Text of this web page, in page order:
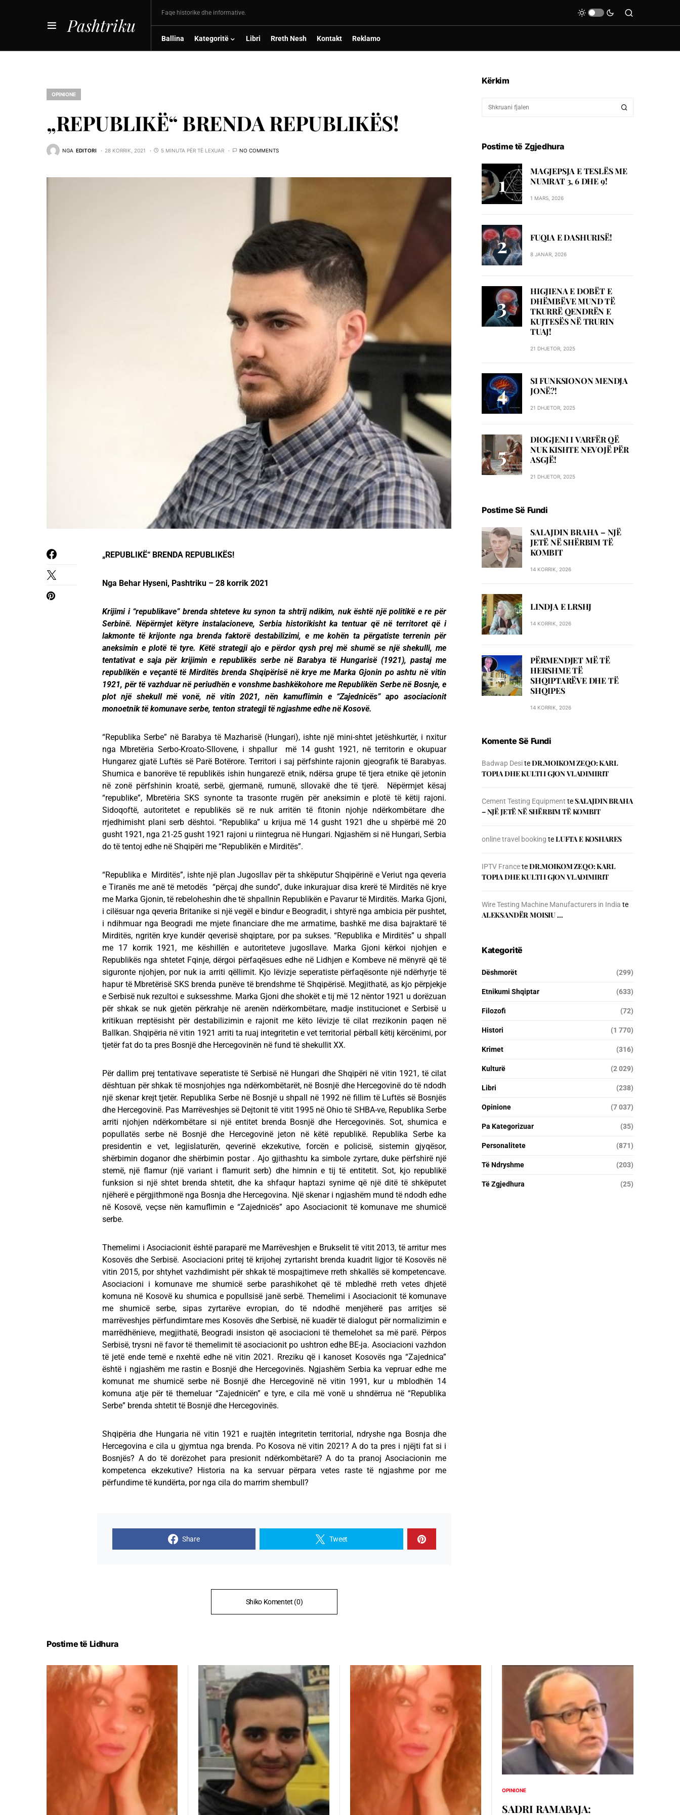
Pashtriku
Faqe historike dhe informative.
Ballina Kategoritë Libri Rreth Nesh Kontakt Reklamo
OPINIONE
„REPUBLIKË“ BRENDA REPUBLIKËS!
NGA EDITORI 28 KORRIK, 2021 5 MINUTA PËR TË LEXUAR NO COMMENTS
„REPUBLIKË“ BRENDA REPUBLIKËS!
Nga Behar Hyseni, Pashtriku – 28 korrik 2021
Krijimi i “republikave” brenda shteteve ku synon ta shtrij ndikim, nuk është një politikë e re për
Serbinë. Nëpërmjet këtyre instalacioneve, Serbia historikisht ka tentuar që në territoret që i
lakmonte të krijonte nga brenda faktorë destabilizimi, e me kohën ta përgatiste terrenin për
aneksimin e plotë të tyre. Këtë strategji ajo e përdor qysh prej më shumë se një shekulli, me
tentativat e saja për krijimin e republikës serbe në Barabya të Hungarisë (1921), pastaj me
republikën e veçantë të Mirditës brenda Shqipërisë në krye me Marka Gjonin po ashtu në vitin
1921, për të vazhduar në periudhën e vonshme bashkëkohore me Republikën Serbe në Bosnje, e
plot një shekull më vonë, në vitin 2021, nën kamuflimin e “Zajednicës” apo asociacionit
monoetnik të komunave serbe, tenton strategji të ngjashme edhe në Kosovë.
“Republika Serbe” në Barabya të Mazharisë (Hungari), ishte një mini-shtet jetëshkurtër, i nxitur
nga Mbretëria Serbo-Kroato-Sllovene, i shpallur më 14 gusht 1921, në territorin e okupuar
Hungarez gjatë Luftës së Parë Botërore. Territori i saj përfshinte rajonin gjeografik të Barabyas.
Shumica e banorëve të republikës ishin hungarezë etnik, ndërsa grupe të tjera etnike që jetonin
në zonë përfshinin kroatë, serbë, gjermanë, rumunë, sllovakë dhe të tjerë. Nëpërmjet kësaj
“republike”, Mbretëria SKS synonte ta trasonte rrugën për aneksimin e plotë të këtij rajoni.
Sidoqoftë, autoritetet e republikës së re nuk arritën të fitonin njohje ndërkombëtare dhe
rrjedhimisht plani serb dështoi. “Republika” u krijua më 14 gusht 1921 dhe u shpërbë më 20
gusht 1921, nga 21-25 gusht 1921 rajoni u riintegrua në Hungari. Ngjashëm si në Hungari, Serbia
do të tentoj edhe në Shqipëri me “Republikën e Mirditës”.
“Republika e Mirditës”, ishte një plan Jugosllav për ta shkëputur Shqipërinë e Veriut nga qeveria
e Tiranës me anë të metodës “përçaj dhe sundo”, duke inkurajuar disa krerë të Mirditës në krye
me Marka Gjonin, të rebeloheshin dhe të shpallnin Republikën e Pavarur të Mirditës. Marka Gjoni,
i cilësuar nga qeveria Britanike si një vegël e bindur e Beogradit, i shtyrë nga ambicia për pushtet,
i ndihmuar nga Beogradi me mjete financiare dhe me armatime, bashkë me disa bajraktarë të
Mirditës, ngritën krye kundër qeverisë shqiptare, por pa sukses. “Republika e Mirditës” u shpall
me 17 korrik 1921, me këshillën e autoriteteve jugosllave. Marka Gjoni kërkoi njohjen e
Republikës nga shtetet Fqinje, dërgoi përfaqësues edhe në Lidhjen e Kombeve në mënyrë që të
siguronte njohjen, por nuk ia arriti qëllimit. Kjo lëvizje seperatiste përfaqësonte një ndërhyrje të
hapur të Mbretërisë SKS brenda punëve të brendshme të Shqipërisë. Megjithatë, as kjo përpjekje
e Serbisë nuk rezultoi e suksesshme. Marka Gjoni dhe shokët e tij më 12 nëntor 1921 u dorëzuan
për shkak se nuk gjetën përkrahje në arenën ndërkombëtare, madje institucionet e Serbisë u
kritikuan rreptësisht për destabilizimin e rajonit me këto lëvizje të cilat rrezikonin paqen në
Ballkan. Shqipëria në vitin 1921 arriti ta ruaj integritetin e vet territorial përball këtij kërcënimi, por
tjetër fat do ta pres Bosnjë dhe Hercegovinën në fund të shekullit XX.
Për dallim prej tentativave seperatiste të Serbisë në Hungari dhe Shqipëri në vitin 1921, të cilat
dështuan për shkak të mosnjohjes nga ndërkombëtarët, në Bosnjë dhe Hercegovinë do të ndodh
një skenar krejt tjetër. Republika Serbe në Bosnjë u shpall në 1992 në fillim të Luftës së Bosnjës
dhe Hercegovinë. Pas Marrëveshjes së Dejtonit të vitit 1995 në Ohio të SHBA-ve, Republika Serbe
arriti njohjen ndërkombëtare si një entitet brenda Bosnjë dhe Hercegovinës. Sot, shumica e
popullatës serbe në Bosnjë dhe Hercegovinë jeton në këtë republikë. Republika Serbe ka
presidentin e vet, legjislaturën, qeverinë ekzekutive, forcën e policisë, sistemin gjyqësor,
shërbimin doganor dhe shërbimin postar . Ajo gjithashtu ka simbole zyrtare, duke përfshirë një
stemë, një flamur (një variant i flamurit serb) dhe himnin e tij të entitetit. Sot, kjo republikë
funksion si një shtet brenda shtetit, dhe ka shfaqur haptazi synime që një ditë të shkëputet
njëherë e përgjithmonë nga Bosnja dhe Hercegovina. Një skenar i ngjashëm mund të ndodh edhe
në Kosovë, veçse nën kamuflimin e “Zajednicës” apo Asociacionit të komunave me shumicë
serbe.
Themelimi i Asociacionit është paraparë me Marrëveshjen e Brukselit të vitit 2013, të arritur mes
Kosovës dhe Serbisë. Asociacioni pritej të krijohej zyrtarisht brenda kuadrit ligjor të Kosovës në
vitin 2015, por shtyhet vazhdimisht për shkak të mospajtimeve rreth shkallës së kompetencave.
Asociacioni i komunave me shumicë serbe parashikohet që të mbledhë rreth vetes dhjetë
komuna në Kosovë ku shumica e popullsisë janë serbë. Themelimi i Asociacionit të komunave
me shumicë serbe, sipas zyrtarëve evropian, do të ndodhë menjëherë pas arritjes së
marrëveshjes përfundimtare mes Kosovës dhe Serbisë, në kuadër të dialogut për normalizimin e
marrëdhënieve, megjithatë, Beogradi insiston që asociacioni të themelohet sa më parë. Përpos
Serbisë, trysni në favor të themelimit të asociacionit po ushtron edhe BE-ja. Asociacioni vazhdon
të jetë ende temë e nxehtë edhe në vitin 2021. Rreziku që i kanoset Kosovës nga “Zajednica”
është i ngjashëm me rastin e Bosnjë dhe Hercegovinës. Ngjashëm Serbia ka vepruar edhe me
komunat me shumicë serbe në Bosnjë dhe Hercegovinë në vitin 1991, kur u mblodhën 14
komuna atje për të themeluar “Zajednicën” e tyre, e cila më vonë u shndërrua në “Republika
Serbe” brenda shtetit të Bosnjë dhe Hercegovinës.
Shqipëria dhe Hungaria në vitin 1921 e ruajtën integritetin territorial, ndryshe nga Bosnja dhe
Hercegovina e cila u gjymtua nga brenda. Po Kosova në vitin 2021? A do ta pres i njëjti fat si i
Bosnjës? A do të dorëzohet para presionit ndërkombëtarë? A do ta pranoj Asociacionin me
kompetenca ekzekutive? Historia na ka servuar përpara vetes raste të ngjashme por me
përfundime të kundërta, por nga cila do marrim shembull?
Share Tweet
Shiko Komentet (0)
Kërkim
Postime të Zgjedhura
MAGJEPSJA E TESLËS ME
NUMRAT 3, 6 DHE 9!
1 MARS, 2026
FUQIA E DASHURISË!
8 JANAR, 2026
HIGJIENA E DOBËT E
DHËMBËVE MUND TË
TKURRË QENDRËN E
KUJTESËS NË TRURIN
TUAJ!
21 DHJETOR, 2025
SI FUNKSIONON MENDJA
JONË?!
21 DHJETOR, 2025
DIOGJENI I VARFËR QË
NUK KISHTE NEVOJË PËR
ASGJË!
21 DHJETOR, 2025
Postime Së Fundi
SALAJDIN BRAHA – NJЁ
JETЁ NЁ SHЁRBIM TЁ
KOMBIT
14 KORRIK, 2026
LINDJA E LRSHJ
14 KORRIK, 2026
PËRMENDJET MË TË
HERSHME TË
SHQIPTARËVE DHE TË
SHQIPES
14 KORRIK, 2026
Komente Së Fundi
Badwap DesiteDR.MOIKOM ZEQO: KARL
TOPIA DHE KULTI I GJON VLADIMIRIT
Cement Testing Equipment teSALAJDIN BRAHA
– NJЁ JETЁ NЁ SHЁRBIM TЁ KOMBIT
online travel booking teLUFTA E KOSHARES
IPTV FranceteDR.MOIKOM ZEQO: KARL
TOPIA DHE KULTI I GJON VLADIMIRIT
Wire Testing Machine Manufacturers in India te
ALEKSANDËR MOISIU …
Kategoritë
Dëshmorët (299)
Etnikumi Shqiptar (633)
Filozofi (72)
Histori (1 770)
Krimet (316)
Kulturë (2 029)
Libri (238)
Opinione (7 037)
Pa Kategorizuar (35)
Personalitete (871)
Të Ndryshme (203)
Të Zgjedhura (25)
Postime të Lidhura
OPINIONE
SADRI RAMABAJA: